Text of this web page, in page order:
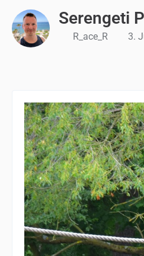
Serengeti
R_ace_R 3.